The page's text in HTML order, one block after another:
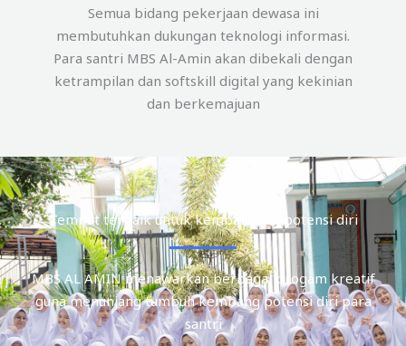
Semua bidang pekerjaan dewasa ini
membutuhkan dukungan teknologi informasi.
Para santri MBS Al-Amin akan dibekali dengan
ketrampilan dan softskill digital yang kekinian
dan berkemajuan
Tempat terbaik untuk kembangkan potensi diri
MBS AL AMIN menawarkan berbagai progam kreatif
guna menunjang tumbuh kembang potensi diri para
santri